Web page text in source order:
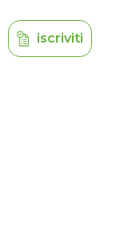
iscriviti